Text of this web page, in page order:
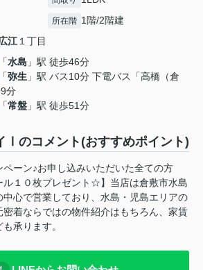
所在階 1階/2階建
江１丁目
「水島 」駅 徒歩46分
「弥生 」駅 バス10分 下電バス「高橋（倉
分
「常盤 」駅 徒歩51分
Ⅰのコメント(おすすめポイント)
ーン♪お申し込みいただいた全ての方
ル１０枚プレゼント☆】当店は倉敷市水島
心で営業しており、水島・児島エリアの
着ならではの物件紹介はもちろん、家賃
承ります。